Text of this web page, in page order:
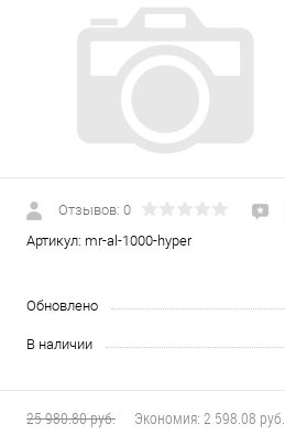
Отзывов: 0
Артикул: mr-al-1000-hyper
Обновлено
В наличии
25 980.80 руб. Экономия: 2 598.08 руб.